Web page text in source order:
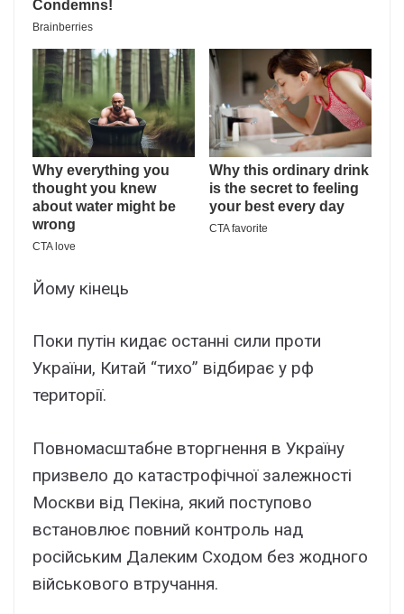
Йому кінець
Поки путін кидає останні сили проти
України, Китай “тихо” відбирає у рф
території.
Повномасштабне вторгнення в Україну
призвело до катастрофічної залежності
Москви від Пекіна, який поступово
встановлює повний контроль над
російським Далеким Сходом без жодного
військового втручання.